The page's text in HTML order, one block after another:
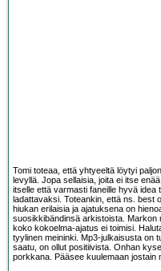
Tomi toteaa, että yhtyeeltä löytyi
levyllä. Jopa sellaisia, joita ei itse
itselle että varmasti faneille hyvä
ladattavaksi. Toteankin, että ns. best
hiukan erilaisia ja ajatuksena on
suosikkibändinsä arkistoista. Markon
koko kokoelma-ajatus ei toimisi.
tyylinen meininki. Mp3-julkaisusta on
saatu, on ollut positiivista. Onhan
porkkana. Pääsee kuulemaan jostain